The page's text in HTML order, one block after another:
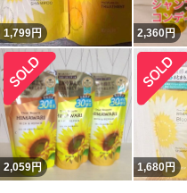
1,799円 2,360円
2,059円 1,680円